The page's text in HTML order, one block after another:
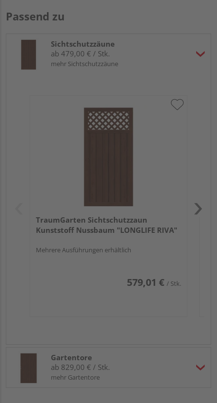
Passend zu
Sichtschutzzäune
ab 479,00 € / Stk.
mehr Sichtschutzzäune
TraumGarten Sichtschutzzaun
Kunststoff Nussbaum "LONGLIFE RIVA"
Mehrere Ausführungen erhältlich
579,01 € / Stk.
Gartentore
ab 829,00 € / Stk.
mehr Gartentore